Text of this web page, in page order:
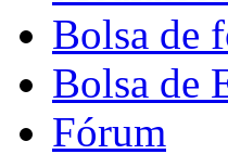
Bolsa de
Bolsa de
Fórum